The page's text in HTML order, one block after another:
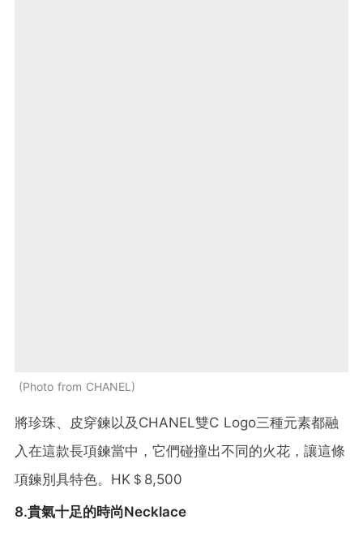
Photo from CHANEL
將珍珠、皮穿鍊以及CHANEL雙C Logo三種元素都融
入在這款長項鍊當中，它們碰撞出不同的火花，讓這條
項鍊別具特色。HK＄8,500
8.貴氣十足的時尚Necklace